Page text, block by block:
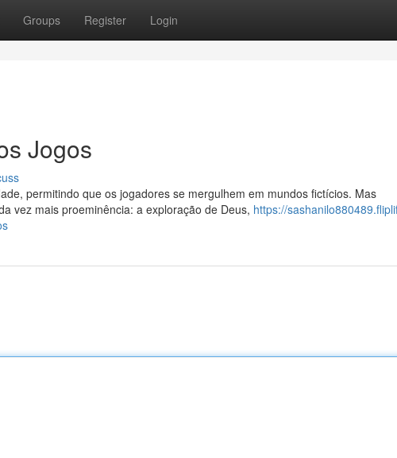
Groups Register Login
Jogos
permitindo que os jogadores se mergulhem em mundos fictícios. Mas
vez mais proeminência: a exploração de Deus, https://